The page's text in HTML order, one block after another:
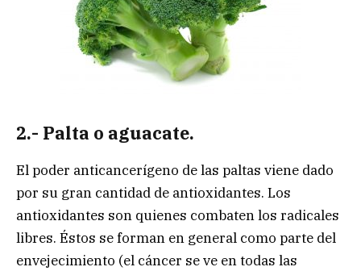
2.- Palta o aguacate.
El poder anticancerígeno de las paltas viene dado
por su gran cantidad de antioxidantes. Los
antioxidantes son quienes combaten los radicales
libres. Éstos se forman en general como parte del
envejecimiento (el cáncer se ve en todas las